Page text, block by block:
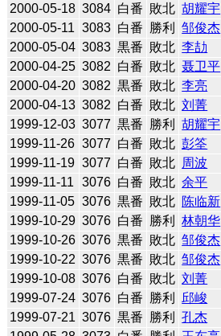
2000-05-18 3084 白番 敗北 胡耀宇
2000-05-11 3083 白番 勝利 邹俊杰
2000-05-04 3083 黒番 敗北 李劼
2000-04-25 3082 白番 敗北 聂卫平
2000-04-20 3082 黒番 敗北 李亮
2000-04-13 3082 白番 敗北 刘菁
1999-12-03 3077 黒番 勝利 胡耀宇
1999-11-26 3077 白番 敗北 彭筌
1999-11-19 3077 白番 敗北 周波
1999-11-11
3076 白番 敗北 余平
1999-11-05 3076 黒番 敗北 陈临新
1999-10-29 3076 白番 勝利 林朝华
1999-10-26 3076 黒番 敗北 邹俊杰
1999-10-22 3076 黒番 敗北 邹俊杰
1999-10-08 3076 白番 敗北 刘菁
1999-07-24 3076 白番 勝利 邱峻
1999-07-21 3076 黒番 勝利 孔杰